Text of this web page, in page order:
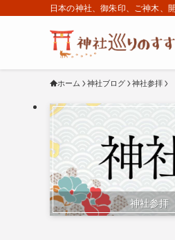
日本の神社、御朱印、ご神木、
ホーム 神社ブログ 神社参拝
神社参拝